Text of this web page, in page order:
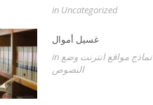
in Uncategorized
غسيل أموال
in نماذج مواقع انترنت وضع
النصوص